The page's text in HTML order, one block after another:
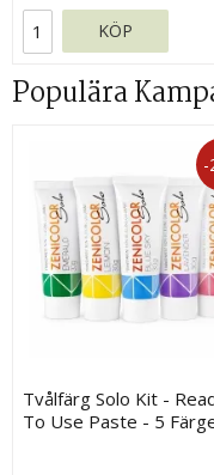
KÖP
Populära
-
Tvålfärg Solo Kit -
To Use Paste - 5